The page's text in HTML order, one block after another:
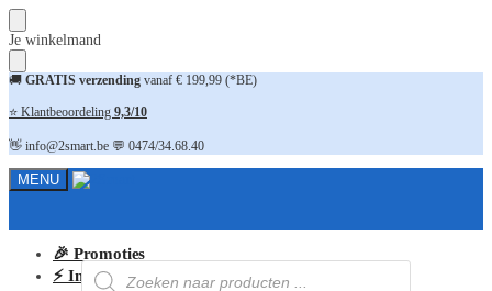
Skip
to
navigation
Skip
to
content
Je winkelmand
🚚 GRATIS verzending vanaf € 199,99 (*BE)
⭐ Klantbeoordeling 9,3/10
👋 info@2smart.be 💬 0474/34.68.40
MENU
Producten
zoeken
🎉 Promoties
⚡ Installatiematerialen